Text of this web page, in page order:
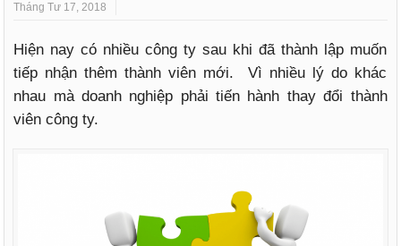
Tháng Tư 17, 2018
Hiện nay có nhiều công ty sau khi đã thành lập muốn
tiếp nhận thêm thành viên mới. Vì nhiều lý do khác
nhau mà doanh nghiệp phải tiến hành thay đổi thành
viên công ty.